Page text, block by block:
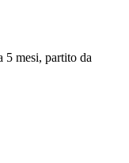
5 mesi, partito da